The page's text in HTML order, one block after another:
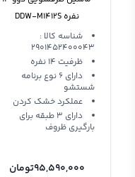
نفره DDW-M1412S
DAEWOO
شناسه کالا :
2901452400043
ظرفیت 14 نفره
دارای 6 نوع برنامه
شستشو
عملکرد خشک کردن
دارای 3 طبقه برای
بارگیری ظروف
95,590,000تومان